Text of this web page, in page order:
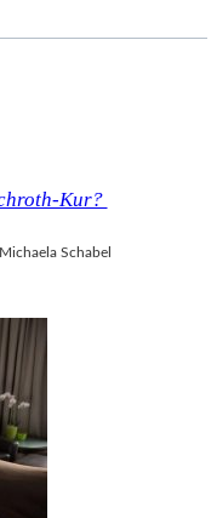
Kur?
Michaela Schabel